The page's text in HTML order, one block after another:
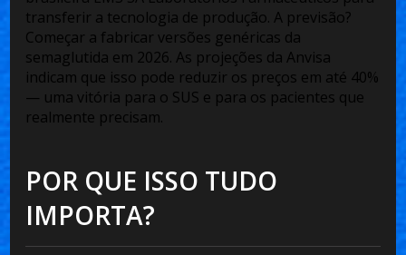
transferir a tecnologia de produção. A previsão?
Começar a fabricar versões genéricas da
semaglutida em 2026. As projeções da Anvisa
indicam que isso pode reduzir os preços em até 40%
— uma vitória para o SUS e para os pacientes que
realmente precisam.
POR QUE ISSO TUDO
IMPORTA?